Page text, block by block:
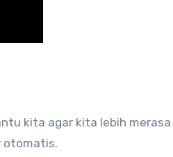
kita agar kita lebih merasa
otomatis.